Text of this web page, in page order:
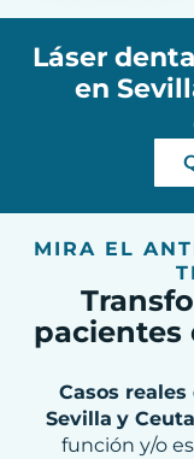
Láser
en
MIRA EL
pacientes
Casos
Sevilla y Ceuta
función y/o